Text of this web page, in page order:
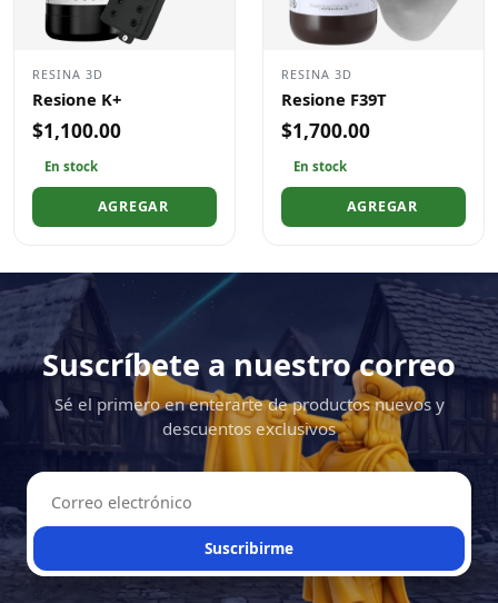
RESINA 3D
Resione K+
$1,100.00
En stock
AGREGAR
RESINA 3D
Resione F39T
$1,700.00
En stock
AGREGAR
Suscríbete a nuestro correo
Sé el primero en enterarte de productos nuevos y
descuentos exclusivos
Suscribirme